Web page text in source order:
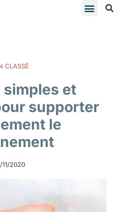
CLASSÉ
et
supporter
le
11/2020